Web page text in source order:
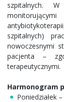
szpitalnych.
szpitalnych)
nowoczesnymi
pacjenta –
terapeutycznymi.
Harmonogram
Poniedziałek